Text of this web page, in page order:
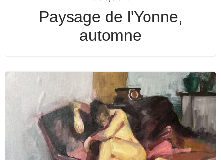
Paysage de l'Yonne,
automne